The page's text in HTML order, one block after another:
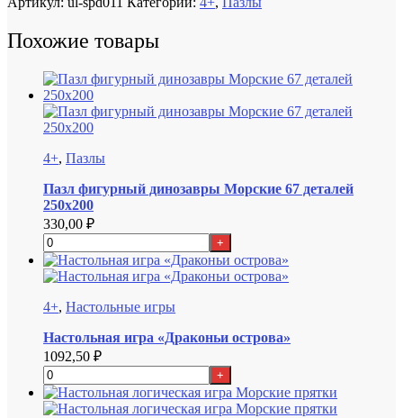
Похожие товары
4+, Пазлы
Пазл фигурный динозавры Морские 67 деталей
250х200
330,00 ₽
+
4+, Настольные игры
Настольная игра «Драконьи острова»
1092,50 ₽
+